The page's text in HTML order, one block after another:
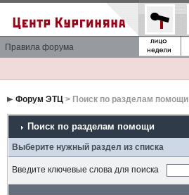
Правила форума
Форум ЭТЦ> Поиск по разделам помощи
Поиск по разделам помощи
Выберите нужный раздел из списка
Введите ключевые слова для поиска